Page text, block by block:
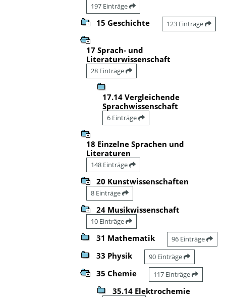
197 Einträge
15 Geschichte 123 Einträge
17 Sprach- und
Literaturwissenschaft
28 Einträge
17.14 Vergleichende
Sprachwissenschaft
6 Einträge
18 Einzelne Sprachen und
Literaturen
148 Einträge
20 Kunstwissenschaften
8 Einträge
24 Musikwissenschaft
10 Einträge
31 Mathematik 96 Einträge
33 Physik 90 Einträge
35 Chemie 117 Einträge
35.14 Elektrochemie